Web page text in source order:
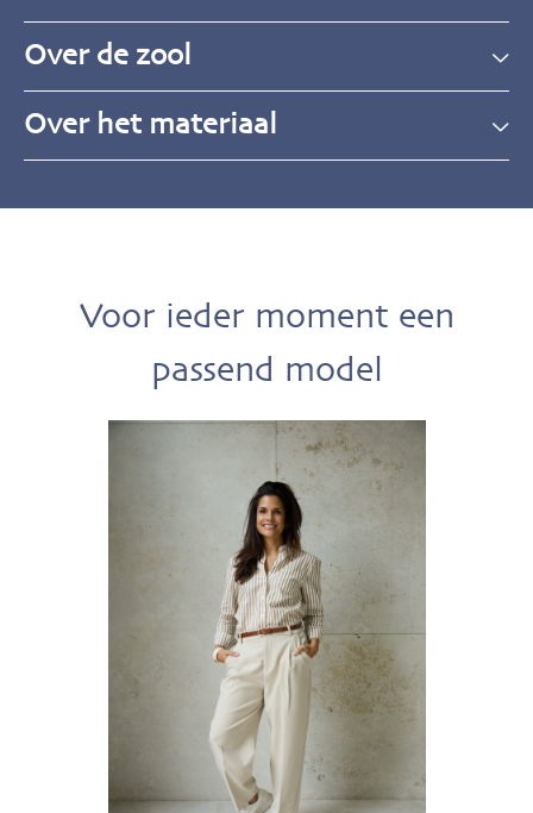
Over de zool
Over het materiaal
Voor ieder moment een
passend model